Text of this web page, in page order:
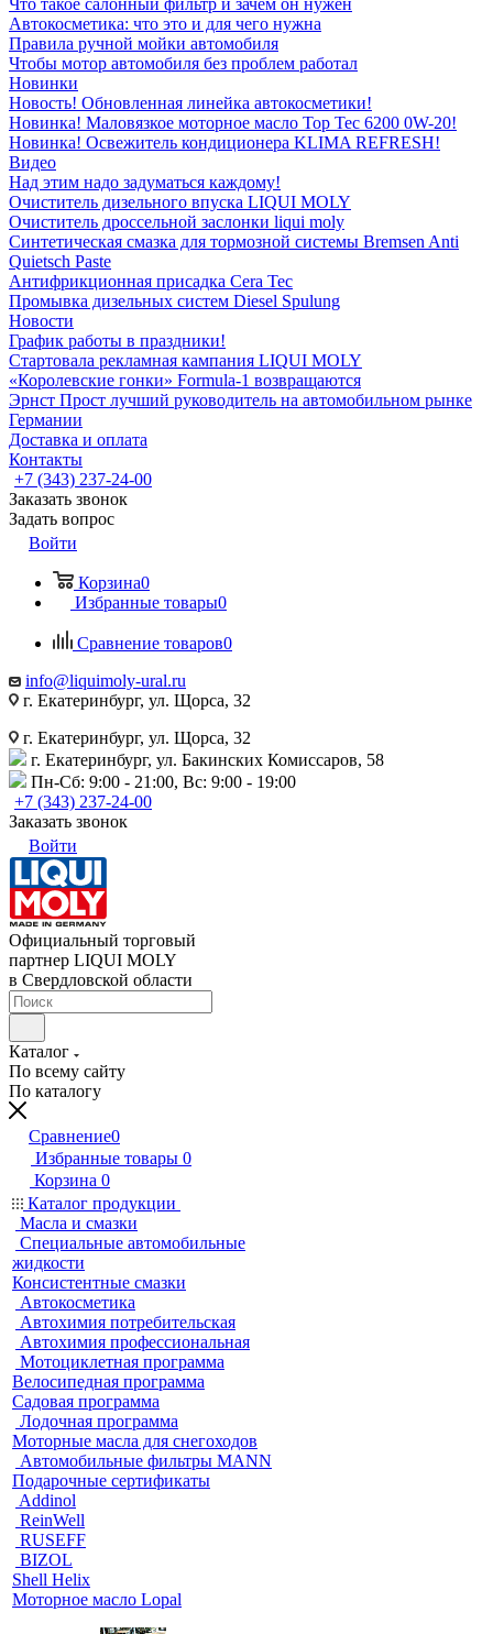
Что такое салонный фильтр и зачем он нужен
Автокосметика: что это и для чего нужна
Правила ручной мойки автомобиля
Чтобы мотор автомобиля без проблем работал
Новинки
Новость! Обновленная линейка автокосметики!
Новинка! Маловязкое моторное масло Top Tec 6200 0W-20!
Новинка! Освежитель кондиционера KLIMA REFRESH!
Видео
Над этим надо задуматься каждому!
Очиститель дизельного впуска LIQUI MOLY
Очиститель дроссельной заслонки liqui moly
Синтетическая смазка для тормозной системы Bremsen Anti
Quietsch Paste
Антифрикционная присадка Cera Tec
Промывка дизельных систем Diesel Spulung
Новости
График работы в праздники!
Стартовала рекламная кампания LIQUI MOLY
«Королевские гонки» Formula-1 возвращаются
Эрнст Прост лучший руководитель на автомобильном рынке
Германии
Доставка и оплата
Контакты
+7 (343) 237-24-00
Заказать звонок
Задать вопрос
Войти
Корзина0
Избранные товары0
Сравнение товаров0
info@liquimoly-ural.ru
г. Екатеринбург, ул. Щорса, 32
г. Екатеринбург, ул. Щорса, 32
г. Екатеринбург, ул. Бакинских Комиссаров, 58
Пн-Сб: 9:00 - 21:00, Вс: 9:00 - 19:00
+7 (343) 237-24-00
Заказать звонок
Войти
Официальный торговый
партнер LIQUI MOLY
в Свердловской области
Каталог
По всему сайту
По каталогу
Сравнение0
Избранные товары 0
Корзина 0
Каталог продукции
Масла и смазки
Специальные автомобильные
жидкости
Консистентные смазки
Автокосметика
Автохимия потребительская
Автохимия профессиональная
Мотоциклетная программа
Велосипедная программа
Садовая программа
Лодочная программа
Моторные масла для снегоходов
Автомобильные фильтры MANN
Подарочные сертификаты
Addinol
ReinWell
RUSEFF
BIZOL
Shell Helix
Моторное масло Lopal